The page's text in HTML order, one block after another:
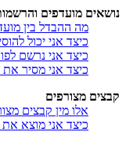
נושאים מועדפים
מה ההבדל בין
כיצד אני יכול
כיצד אני נרשם
כיצד אני מסיר
קבצים מצורפים
אלו מין קבצים
כיצד אני מוצא